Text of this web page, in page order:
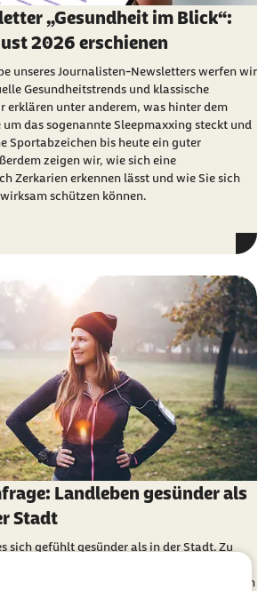
„Gesundheit im Blick“:
2026 erschienen
unseres Journalisten-Newsletters werfen wir
Gesundheitstrends und klassische
erklären unter anderem, was hinter dem
das sogenannte Sleepmaxxing steckt und
Sportabzeichen bis heute ein guter
zeigen wir, wie sich eine
Zerkarien erkennen lässt und wie Sie sich
schützen können.
Landleben gesünder als
Stadt
sich gefühlt gesünder als in der Stadt. Zu
eine repräsentative Forsa-Umfrage im
Demnach schätzen 47 Prozent der Befragten